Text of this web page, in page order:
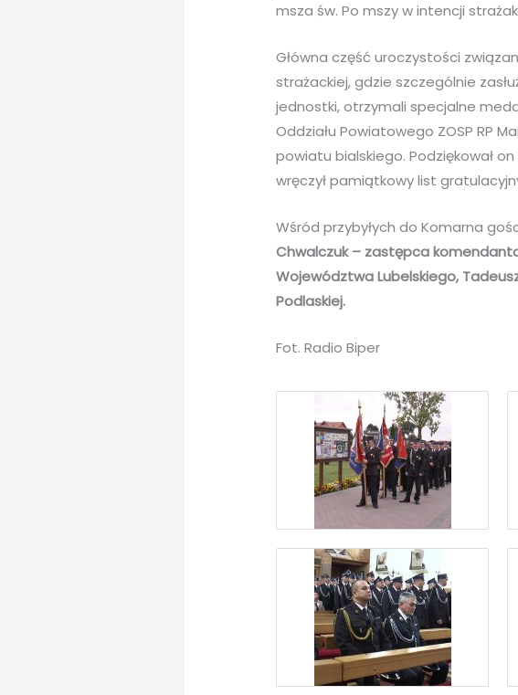
msza św. Po mszy w intencji
Główna część uroczystości
strażackiej, gdzie szczególnie
jednostki, otrzymali specjalne
Oddziału Powiatowego ZOSP RP
powiatu bialskiego. Podziękował
wręczył pamiątkowy list
Wśród przybyłych do Komarna
Chwalczuk – zastępca
Województwa Lubelskiego,
Podlaskiej.
Fot. Radio Biper